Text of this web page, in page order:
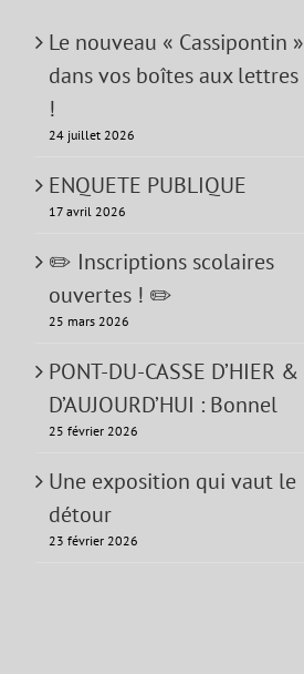
Le nouveau « Cassipontin »
dans vos boîtes aux lettres
!
24 juillet 2026
ENQUETE PUBLIQUE
17 avril 2026
✏️ Inscriptions scolaires
ouvertes ! ✏️
25 mars 2026
PONT-DU-CASSE D’HIER &
D’AUJOURD’HUI : Bonnel
25 février 2026
Une exposition qui vaut le
détour
23 février 2026